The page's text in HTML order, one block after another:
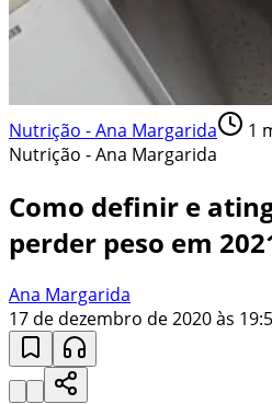
Nutrição - Ana Margarida 1
Nutrição - Ana Margarida
Como definir e
perder peso em
Ana Margarida
17 de dezembro de 2020 às